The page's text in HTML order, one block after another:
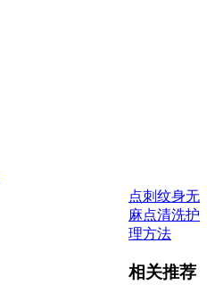
点刺纹身无
麻点清洗护
理方法
相关推荐